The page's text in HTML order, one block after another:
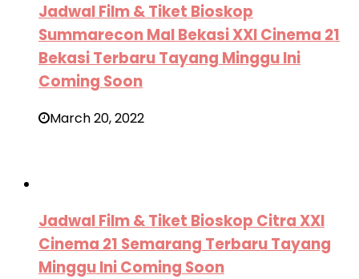
Jadwal Film & Tiket Bioskop
Summarecon Mal Bekasi XXI Cinema 21
Bekasi Terbaru Tayang Minggu Ini
Coming Soon
March 20, 2022
Jadwal Film & Tiket Bioskop Citra XXI
Cinema 21 Semarang Terbaru Tayang
Minggu Ini Coming Soon